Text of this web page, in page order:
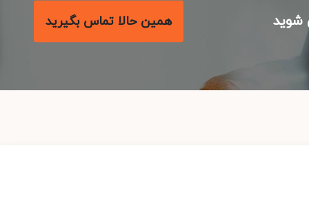
همین حالا تماس بگیرید